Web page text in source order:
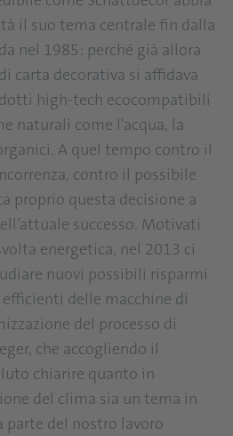
il suo tema centrale fin dalla
nel 1985: perché già allora
carta decorativa si affidava
high-tech ecocompatibili
naturali come l'acqua, la
A quel tempo contro il
contro il possibile
proprio questa decisione a
successo. Motivati
energetica, nel 2013 ci
nuovi possibili risparmi
delle macchine di
del processo di
che accogliendo il
chiarire quanto in
del clima sia un tema in
parte del nostro lavoro